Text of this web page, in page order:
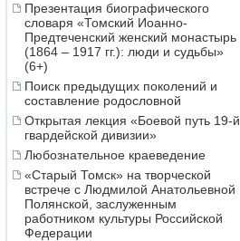
Презентация биографического
словаря «Томский Иоанно-
Предтеченский женский монастырь
(1864 – 1917 гг.): люди и судьбы»
(6+)
Поиск предыдущих поколений и
составление родословной
Открытая лекция «Боевой путь 19-й
гвардейской дивизии»
Любознательное краеведение
«Старый Томск» на творческой
встрече с Людмилой Анатольевной
Полянской, заслуженным
работником культуры Российской
Федерации